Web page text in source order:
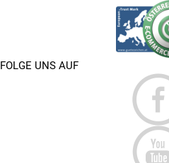
FOLGE UNS AUF